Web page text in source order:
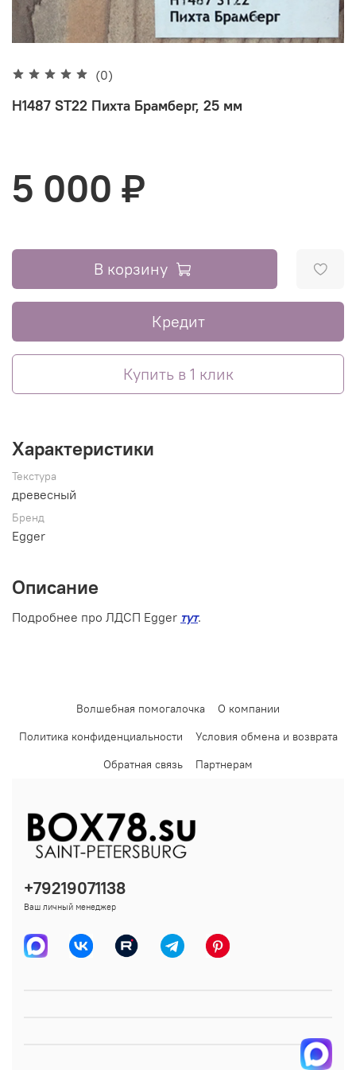
(0)
H1487 ST22 Пихта Брамберг, 25 мм
5 000 ₽
В корзину
Кредит
Купить в 1 клик
Характеристики
Текстура
древесный
Бренд
Egger
Описание
Подробнее про ЛДСП Egger тут.
Волшебная помогалочка
О компании
Политика конфиденциальности
Условия обмена и возврата
Обратная связь
Партнерам
+79219071138
Ваш личный менеджер